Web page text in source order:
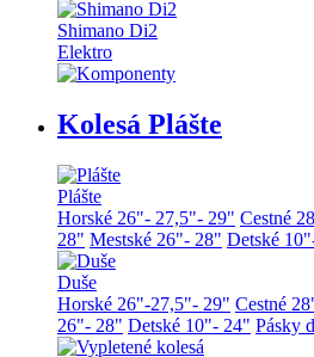
Shimano Di2
Elektro
Kolesá Plášte
Plášte
Horské 26"- 27,5"- 29" Cestné
28" Mestské 26"- 28" Detské
Duše
Horské 26"-27,5"- 29" Cestné
26"- 28" Detské 10"- 24" Pásky